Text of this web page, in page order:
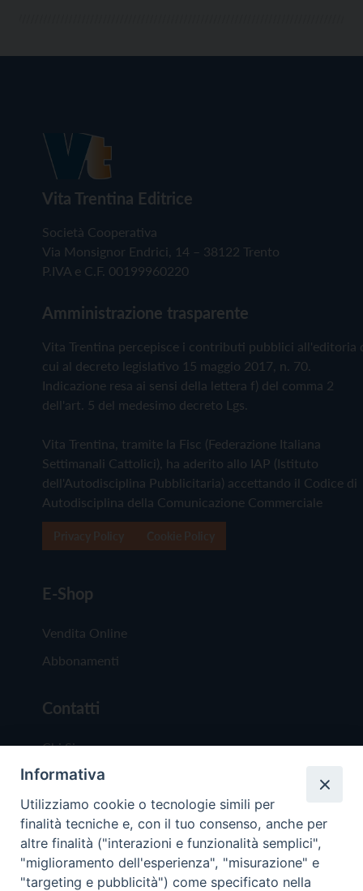
Vita Trentina Editrice
Società Cooperativa
Via Monsignor Endrici, 14 – 38122 Trento
P.IVA e C.F. 00199960220
Amministrazione trasparente
Vita Trentina percepisce i contributi pubblici all'editoria
cui al decreto legislativo 15 maggio 2017, n. 70.
Indicazione resa ai sensi della lettera f) del comma 2
dell'art. 5 del medesimo decreto Lgs.
Vita Trentina, tramite la Fisc (Federazione Italiana
Settimanali Cattolici), ha aderito allo IAP (Istituto
dell'Autodisciplina Pubblicitaria) accettando il Codice di
Autodisciplina della Comunicazione Commerciale
E-Shop
Vendita Online
Abbonamenti
Contatti
Chi Siamo
Redazione
Scrivici
Informativa
Utilizziamo cookie o tecnologie simili per
finalità tecniche e, con il tuo consenso, anche per
altre finalità ("interazioni e funzionalità semplici",
"miglioramento dell'esperienza", "misurazione" e
"targeting e pubblicità") come specificato nella